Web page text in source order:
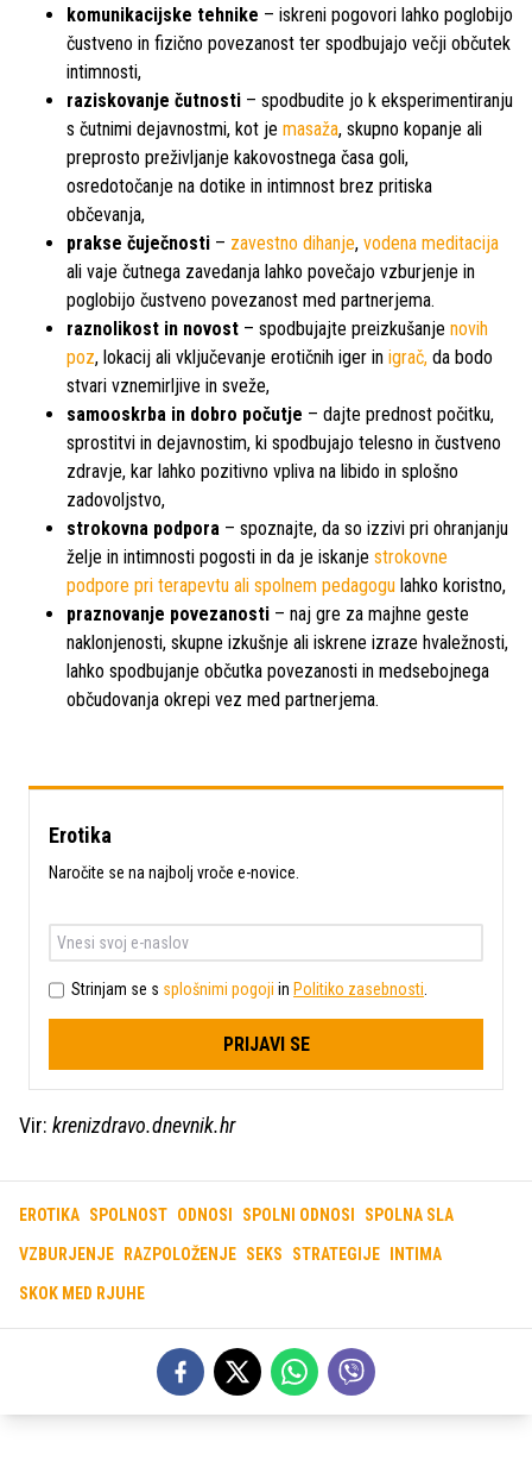
komunikacijske tehnike – iskreni pogovori lahko poglobijo
čustveno in fizično povezanost ter spodbujajo večji občutek
intimnosti,
raziskovanje čutnosti – spodbudite jo k eksperimentiranju
s čutnimi dejavnostmi, kot je masaža, skupno kopanje ali
preprosto preživljanje kakovostnega časa goli,
osredotočanje na dotike in intimnost brez pritiska
občevanja,
prakse čuječnosti – zavestno dihanje, vodena meditacija
ali vaje čutnega zavedanja lahko povečajo vzburjenje in
poglobijo čustveno povezanost med partnerjema.
raznolikost in novost – spodbujajte preizkušanje novih
poz, lokacij ali vključevanje erotičnih iger in igrač, da bodo
stvari vznemirljive in sveže,
samooskrba in dobro počutje – dajte prednost počitku,
sprostitvi in dejavnostim, ki spodbujajo telesno in čustveno
zdravje, kar lahko pozitivno vpliva na libido in splošno
zadovoljstvo,
strokovna podpora – spoznajte, da so izzivi pri ohranjanju
želje in intimnosti pogosti in da je iskanje strokovne
podpore pri terapevtu ali spolnem pedagogu lahko koristno,
praznovanje povezanosti – naj gre za majhne geste
naklonjenosti, skupne izkušnje ali iskrene izraze hvaležnosti,
lahko spodbujanje občutka povezanosti in medsebojnega
občudovanja okrepi vez med partnerjema.
Erotika
Naročite se na najbolj vroče e-novice.
Strinjam se s splošnimi pogoji in Politiko zasebnosti.
PRIJAVI SE
Vir: krenizdravo.dnevnik.hr
EROTIKA SPOLNOST ODNOSI SPOLNI ODNOSI SPOLNA SLA
VZBURJENJE RAZPOLOŽENJE SEKS STRATEGIJE INTIMA
SKOK MED RJUHE